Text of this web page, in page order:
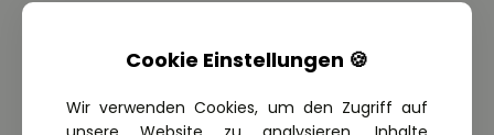
Du hast Fragen zum Event?
Cookie Einstellungen 🍪
Wir verwenden Cookies, um den Zugriff auf